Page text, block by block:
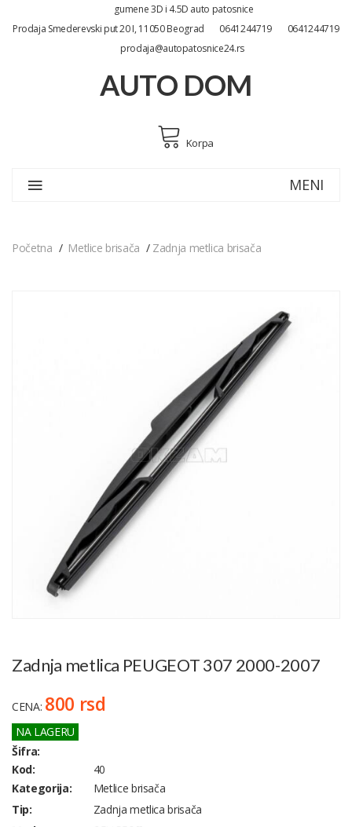
gumene 3D i 4.5D auto patosnice
Prodaja Smederevski put 20 I, 11050 Beograd
0641244719
0641244719
prodaja@autopatosnice24.rs
AUTO DOM
Korpa
MENI
Početna Metlice brisača Zadnja metlica brisača
Zadnja metlica PEUGEOT 307 2000-2007
CENA: 800 rsd
NA LAGERU
Šifra:
Kod:
40
Kategorija:
Metlice brisača
Tip:
Zadnja metlica brisača